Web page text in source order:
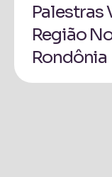
Palestras
Região
Rondônia